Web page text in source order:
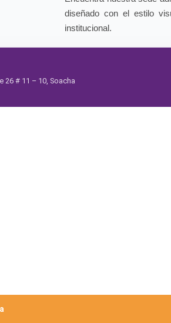
diseñado con el estilo
institucional.
26 # 11 – 10, Soacha